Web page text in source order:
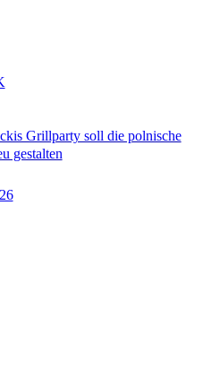
Grillparty soll die polnische
gestalten